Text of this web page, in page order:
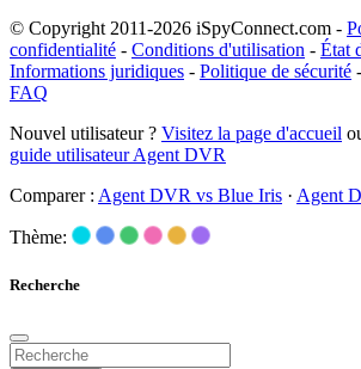
© Copyright 2011-2026 iSpyConnect.com -
confidentialité - Conditions d'utilisation - État
Informations juridiques - Politique de sécurité -
FAQ
Nouvel utilisateur ? Visitez la page d'accueil
guide utilisateur Agent DVR
Comparer : Agent DVR vs Blue Iris · Agent
Thème:
Recherche